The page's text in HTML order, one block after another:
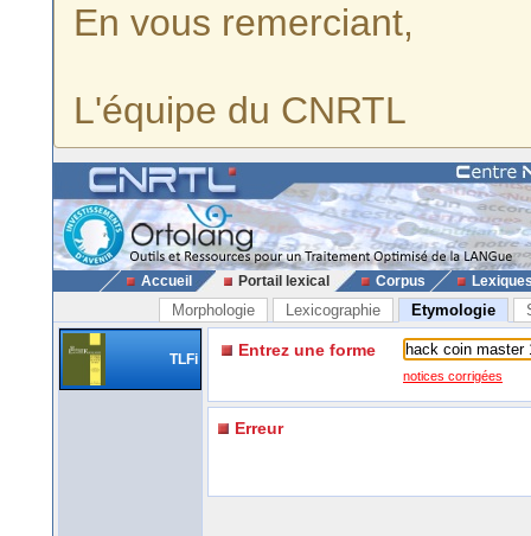
En vous remerciant,
L'équipe du CNRTL
Accueil Portail lexical Corpus
Morphologie Lexicographie Etymologie
TLFi Entrez une forme
notices corrigées
Erreur